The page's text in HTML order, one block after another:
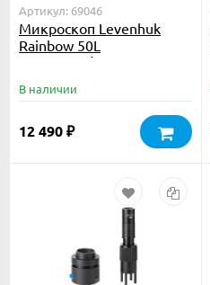
Артикул: 69046
Микроскоп Levenhuk
Rainbow 50L
Moonstone\Лунный
В наличии
12 490 ₽